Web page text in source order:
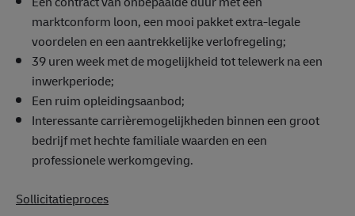
marktconform loon, een mooi pakket extra-legale
voordelen en een aantrekkelijke verlofregeling;
39 uren week met de mogelijkheid tot telewerk na een
inwerkperiode;
Een ruim opleidingsaanbod;
Interessante carrièremogelijkheden binnen een groot
bedrijf met hechte familiale waarden en een
professionele werkomgeving.
Sollicitatieproces